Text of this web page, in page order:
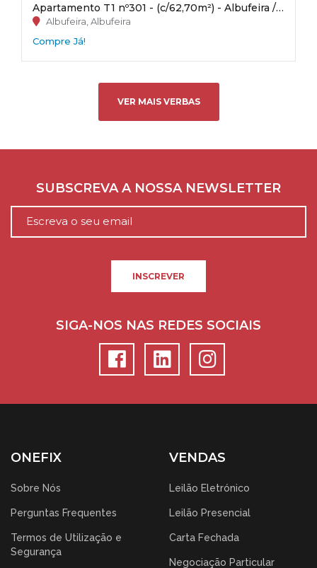
Apartamento T1 nº301 - (c/62,70m²) - Albufeira / Faro
Albufeira, Albufeira
Compre Já!
VER MAIS VERBAS
SUBSCREVA A NOSSA NEWSLETTER
INSCREVER
SIGA-NOS NAS REDES SOCIAIS
ONEFIX
Sobre Nós
Perguntas Frequentes
Termos de Utilização e
Segurança
VENDAS
Leilão Eletrónico
Leilão Presencial
Carta Fechada
Negociação Particular